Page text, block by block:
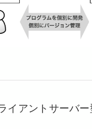
イアントサーバー